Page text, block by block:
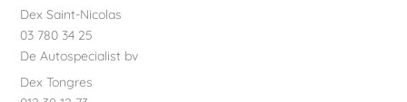
Dex Saint-Nicolas
03 780 34 25
De Autospecialist bv
Dex Tongres